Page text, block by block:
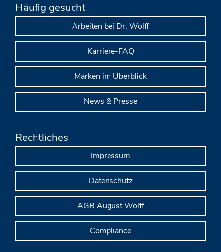
Häufig gesucht
Arbeiten bei Dr. Wolff
Karriere-FAQ
Marken im Überblick
News & Presse
Rechtliches
Impressum
Datenschutz
AGB August Wolff
Compliance